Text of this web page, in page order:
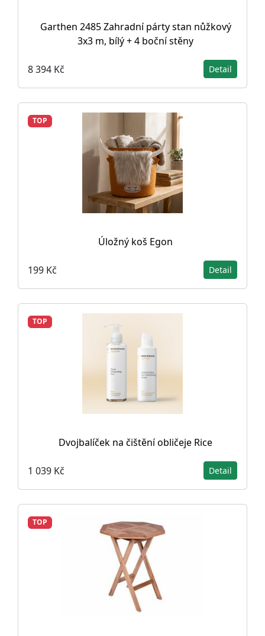
Garthen 2485 Zahradní párty stan nůžkový
3x3 m, bílý + 4 boční stěny
8 394 Kč Detail
TOP
Úložný koš Egon
199 Kč Detail
TOP
Dvojbalíček na čištění obličeje Rice
1 039 Kč Detail
TOP